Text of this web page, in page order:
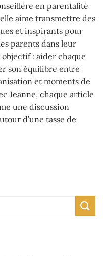
en parentalité
aime transmettre des
et inspirants pour
parents dans leur
: aider chaque
son équilibre entre
et moments de
Jeanne, chaque article
une discussion
d’une tasse de